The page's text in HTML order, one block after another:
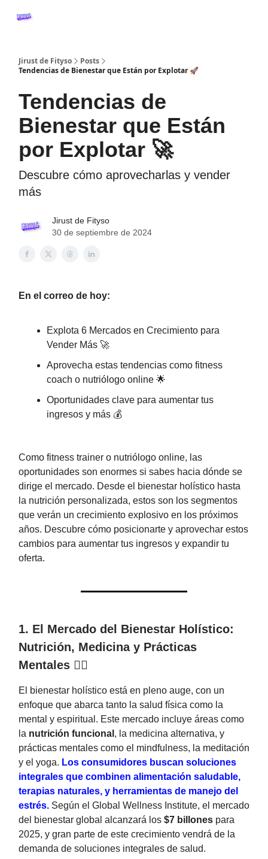
Jirust de Fityso
Posts
Tendencias de Bienestar que Están por Explotar 🚀
Tendencias de
Bienestar que Están
por Explotar 🚀
Descubre cómo aprovecharlas y vender
más
Jirust de Fityso
30 de septiembre de 2024
En el correo de hoy:
Explota 6 Mercados en Crecimiento para
Vender Más 🚀
Aprovecha estas tendencias como fitness
coach o nutriólogo online 🌟
Oportunidades clave para aumentar tus
ingresos y más 💰
Como fitness trainer o nutriólogo online, las
oportunidades son enormes si sabes hacia dónde se
dirige el mercado. Desde el bienestar holístico hasta
la nutrición personalizada, estos son los segmentos
que verán un crecimiento explosivo en los próximos
años. Descubre cómo posicionarte y aprovechar estos
cambios para aumentar tus ingresos y expandir tu
oferta.
1. El Mercado del Bienestar Holístico:
Nutrición, Medicina y Prácticas
Mentales 🧘‍♀️
El bienestar holístico está en pleno auge, con un
enfoque que abarca tanto la salud física como la
mental y espiritual. Este mercado incluye áreas como
la nutrición funcional , la medicina alternativa, y
prácticas mentales como el mindfulness, la meditación
y el yoga. Los consumidores buscan soluciones
integrales que combinen alimentación saludable,
terapias naturales, y herramientas de manejo del
estrés. Según el Global Wellness Institute, el mercado
del bienestar global alcanzará los $7 billones para
2025, y gran parte de este crecimiento vendrá de la
demanda de soluciones integrales de salud.